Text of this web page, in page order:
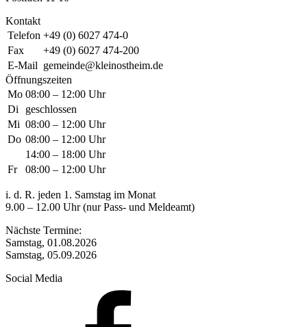
Kontakt
Telefon +49 (0) 6027 474-0
Fax
+49 (0) 6027 474-200
E-Mail gemeinde@kleinostheim.de
Öffnungszeiten
Mo 08:00 – 12:00 Uhr
Di
geschlossen
Mi 08:00 – 12:00 Uhr
Do 08:00 – 12:00 Uhr
14:00 – 18:00 Uhr
Fr
08:00 – 12:00 Uhr
i. d. R. jeden 1. Samstag im Monat
9.00 – 12.00 Uhr (nur Pass- und Meldeamt)
Nächste Termine:
Samstag, 01.08.2026
Samstag, 05.09.2026
Social Media